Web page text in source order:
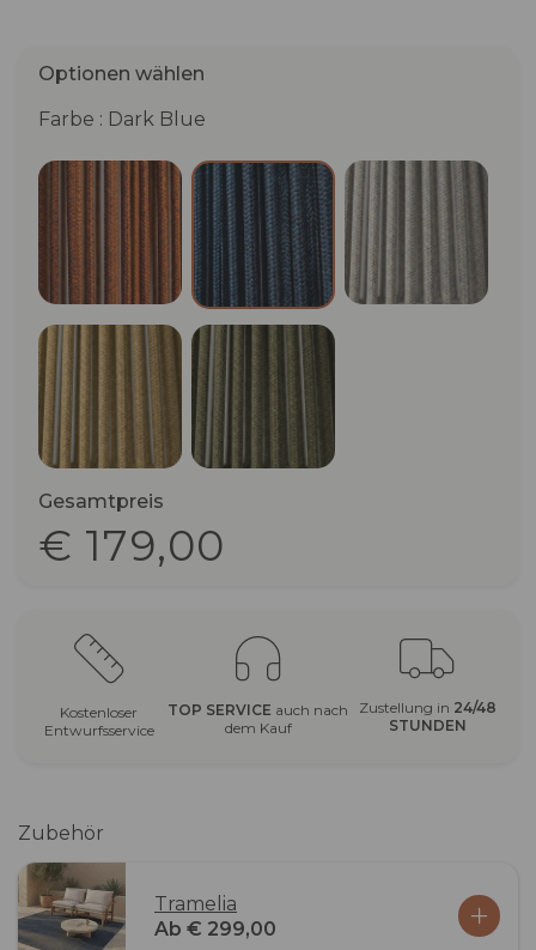
Optionen wählen
Farbe : Dark Blue
Terracotta Dark Blue Pebble Grey
Ocra/Beige Olive
Gesamtpreis
€ 179,00
Kostenloser
Entwurfsservice
TOP SERVICE auch nach
dem Kauf
Zustellung in 24/48
STUNDEN
Zubehör
Tramelia
Ab € 299,00